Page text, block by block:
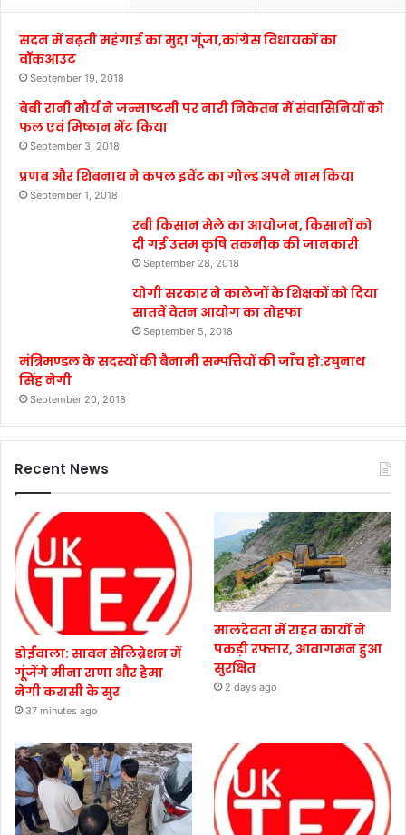
सदन में बढ़ती महंगाई का मुद्दा गूंजा,कांग्रेस विधायकों का
वॉकआउट
September 19, 2018
बेबी रानी मौर्य ने जन्माष्टमी पर नारी निकेतन में संवासिनियों को
फल एवं मिष्ठान भेंट किया
September 3, 2018
प्रणब और शिबनाथ ने कपल इवेंट का गोल्ड अपने नाम किया
September 1, 2018
रबी किसान मेले का आयोजन, किसानों को
दी गई उत्तम कृषि तकनीक की जानकारी
September 28, 2018
योगी सरकार ने कालेजों के शिक्षकों को दिया
सातवें वेतन आयोग का तोहफा
September 5, 2018
मंत्रिमण्डल के सदस्यों की बैनामी सम्पत्तियों की जाँच हो:रघुनाथ
सिंह नेगी
September 20, 2018
Recent News
डोईवाला: सावन सेलिब्रेशन में
गूंजेंगे मीना राणा और हेमा
नेगी करासी के सुर
37 minutes ago
मालदेवता में राहत कार्यों ने
पकड़ी रफ्तार, आवागमन हुआ
सुरक्षित
2 days ago